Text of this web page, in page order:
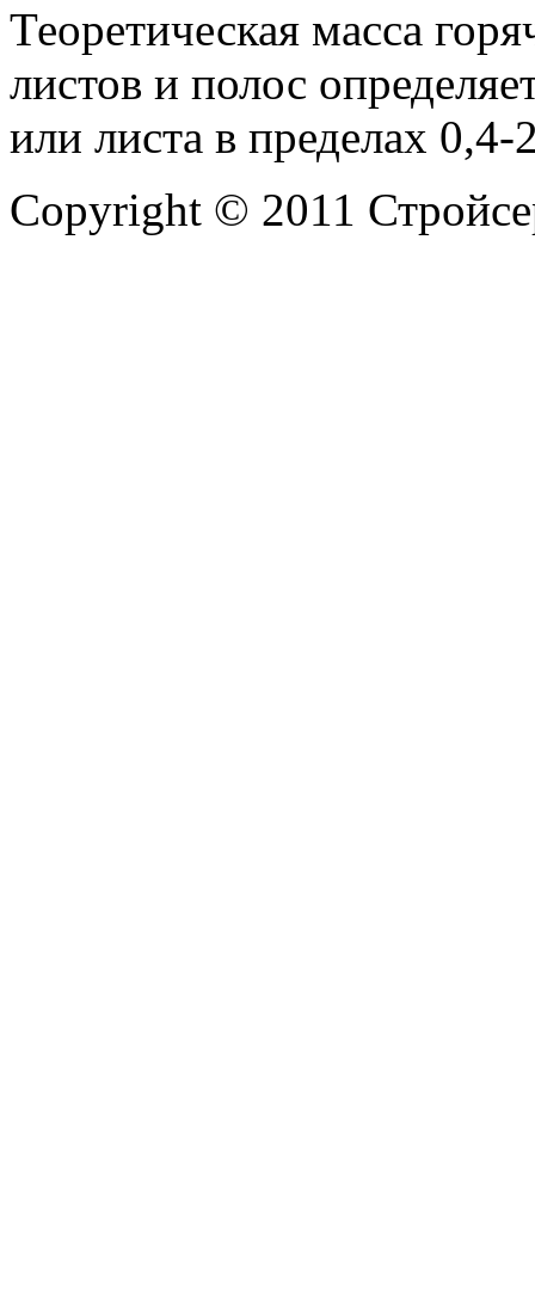
Теоретическая масса
листов и полос
или листа в пределах
Copyright © 2011